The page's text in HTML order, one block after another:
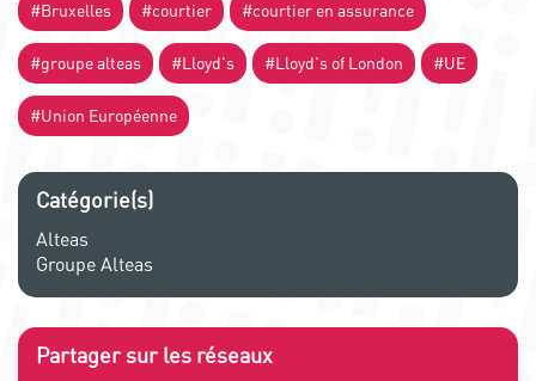
#Bruxelles #courtier #courtier en assurance
#groupe alteas #Lloyd's #Lloyd's of London #UE
#Union Européenne
Catégorie(s)
Alteas
Groupe Alteas
Partager sur les réseaux